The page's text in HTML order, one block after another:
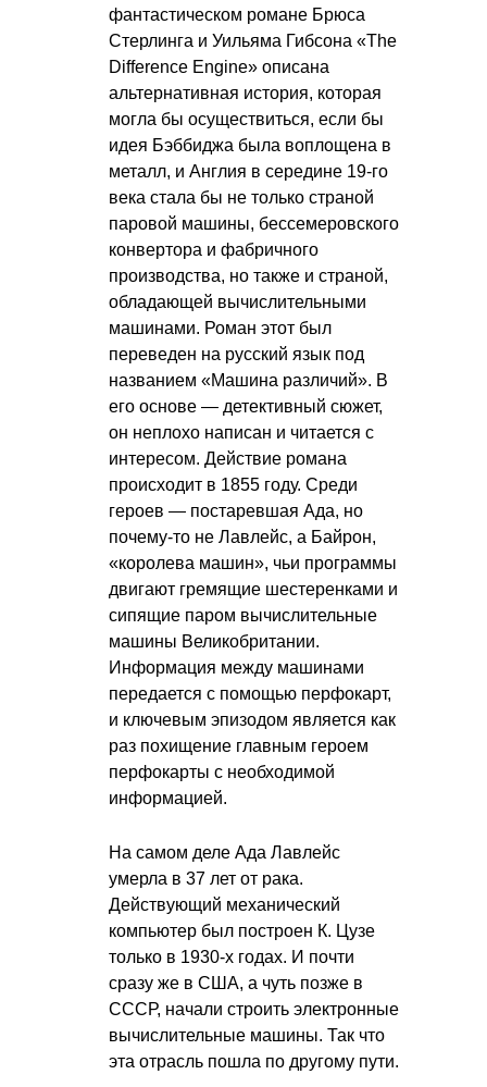
фантастическом романе Брюса
Стерлинга и Уильяма Гибсона «The
Difference Engine» описана
альтернативная история, которая
могла бы осуществиться, если бы
идея Бэббиджа была воплощена в
металл, и Англия в середине 19-го
века стала бы не только страной
паровой машины, бессемеровского
конвертора и фабричного
производства, но также и страной,
обладающей вычислительными
машинами. Роман этот был
переведен на русский язык под
названием «Машина различий». В
его основе — детективный сюжет,
он неплохо написан и читается с
интересом. Действие романа
происходит в 1855 году. Среди
героев — постаревшая Ада, но
почему-то не Лавлейс, а Байрон,
«королева машин», чьи программы
двигают гремящие шестеренками и
сипящие паром вычислительные
машины Великобритании.
Информация между машинами
передается с помощью перфокарт,
и ключевым эпизодом является как
раз похищение главным героем
перфокарты с необходимой
информацией.
На самом деле Ада Лавлейс
умерла в 37 лет от рака.
Действующий механический
компьютер был построен К. Цузе
только в 1930-х годах. И почти
сразу же в США, а чуть позже в
СССР, начали строить электронные
вычислительные машины. Так что
эта отрасль пошла по другому пути.